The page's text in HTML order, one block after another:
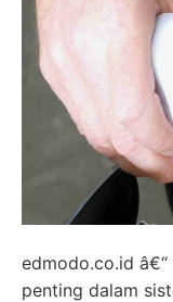
edmodo.co.id
penting dalam